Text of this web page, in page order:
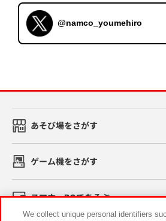
@namco_youmehiro
あそび場をさがす
ゲーム機をさがす
スマホ・PCであそぶ
We collect unique personal identifiers